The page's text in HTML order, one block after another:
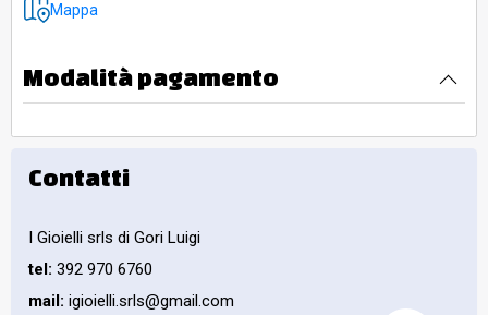
Mappa
Modalità pagamento
Contatti
I Gioielli srls di Gori Luigi
tel: 392 970 6760
mail: igioielli.srls@gmail.com